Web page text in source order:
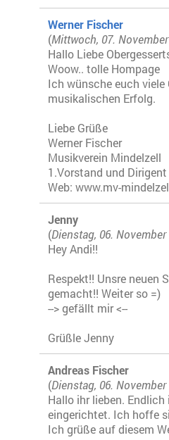
Werner Fischer
(Mittwoch, 07.
Hallo Liebe
Woow.. tolle Hompage
Ich wünsche euch viele
musikalischen Erfolg.
Liebe Grüße
Werner Fischer
Musikverein Mindelzell
1.Vorstand und Dirigent
Web: www.mv-
Jenny
(Dienstag, 06. November
Hey Andi!!
Respekt!! Unsre neuen
gemacht!! Weiter so =)
--> gefällt mir <--
Grüßle Jenny
Andreas Fischer
(Dienstag, 06. November
Hallo ihr lieben.
eingerichtet. Ich hoffe
Ich grüße auf diesem